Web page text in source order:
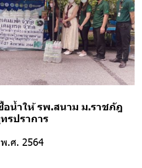
อน้ำให้ รพ.สนาม ม.ราชภัฎ
รปราการ
.ศ. 2564